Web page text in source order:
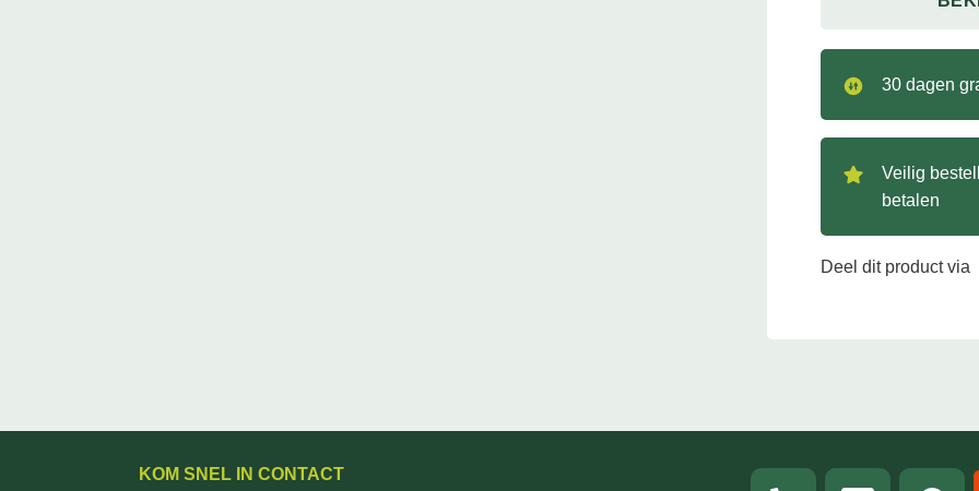
30 dagen
Veilig
betalen
Deel dit product via
KOM SNEL IN CONTACT